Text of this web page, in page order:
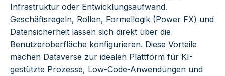
Infrastruktur oder Entwicklungsaufwand.
Geschäftsregeln, Rollen, Formellogik (Power FX) und
Datensicherheit lassen sich direkt über die
Benutzeroberfläche konfigurieren. Diese Vorteile
machen Dataverse zur idealen Plattform für KI-
gestützte Prozesse, Low-Code-Anwendungen und